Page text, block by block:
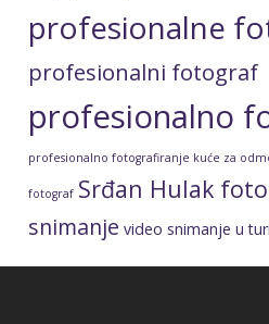
profesionalne
profesionalni fotograf
profesionalno
profesionalno fotografiranje kuće za
fotograf Srđan Hulak
snimanje video snimanje u